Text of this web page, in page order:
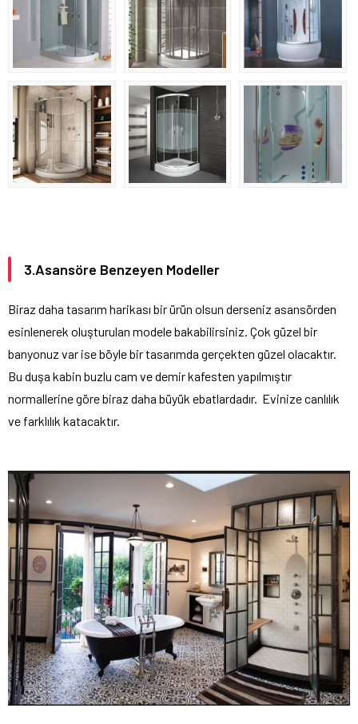
3.Asansöre Benzeyen Modeller
Biraz daha tasarım harikası bir ürün olsun derseniz asansörden
esinlenerek oluşturulan modele bakabilirsiniz. Çok güzel bir
banyonuz var ise böyle bir tasarımda gerçekten güzel olacaktır.
Bu duşa kabin buzlu cam ve demir kafesten yapılmıştır
normallerine göre biraz daha büyük ebatlardadır. Evinize canlılık
ve farklılık katacaktır.